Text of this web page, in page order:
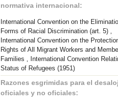
normativa internacional:
International Convention on the
Forms of Racial Discrimination (art. 5) ,
International Convention on the
Rights of All Migrant Workers and
Families , International Convention
Status of Refugees (1951)
Razones esgrimidas para el
oficiales y no oficiales: